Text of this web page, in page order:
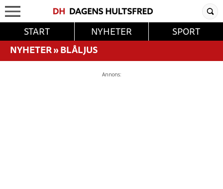
START NYHETER
SPORT
NYHETER»BLÅLJUS
Annons: